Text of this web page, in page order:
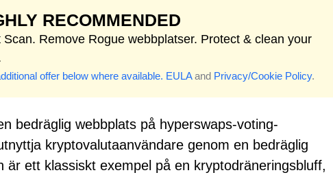
RECOMMENDED
Scan. Remove Rogue webbplatser. Protect & clean your
offer below where available. EULAand Privacy/Cookie Policy.
bedräglig webbplats på hyperswaps-voting-
kryptovalutaanvändare genom en bedräglig
är ett klassiskt exempel på en kryptodräneringsbluff,